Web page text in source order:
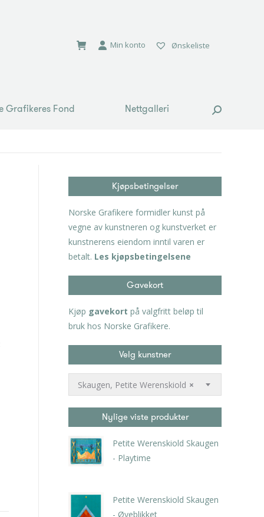
Min konto Ønskeliste
Grafikeres Fond Nettgalleri Search:
Kjøpsbetingelser
Norske Grafikere formidler kunst på
vegne av kunstneren og kunstverket er
kunstnerens eiendom inntil varen er
betalt. Les kjøpsbetingelsene
Gavekort
Kjøp gavekort på valgfritt beløp til
bruk hos Norske Grafikere.
Velg kunstner
×
Skaugen, Petite Werenskiold
Nylige viste produkter
Petite Werenskiold Skaugen
- Playtime
Petite Werenskiold Skaugen
- Øyeblikket